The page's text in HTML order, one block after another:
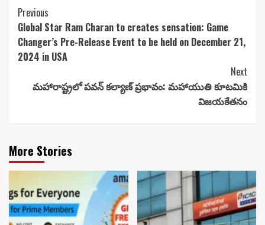
Continue
Reading
Previous
Global Star Ram Charan to creates sensation: Game
Changer’s Pre-Release Event to be held on December 21,
2024 in USA
Next
మహారాష్ట్రలో పవన్ కల్యాణ్ ప్రభావం: మహాయుతి కూటమికి
విజయకేతనం
More Stories